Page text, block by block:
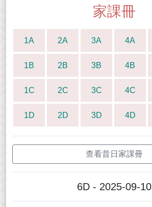
家課冊
1A 2A 3A 4A
1B 2B 3B 4B
1C 2C 3C 4C
1D 2D 3D 4D
查看昔日家課冊
6D - 2025-09-10